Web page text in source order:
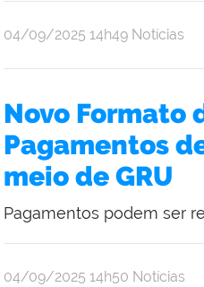
por
Brito
publicado
04/09/2025 14h49 Notícias
Novo Formato
Pagamentos
meio de GRU
Pagamentos podem ser
por
publicado
04/09/2025 14h50 Notícias